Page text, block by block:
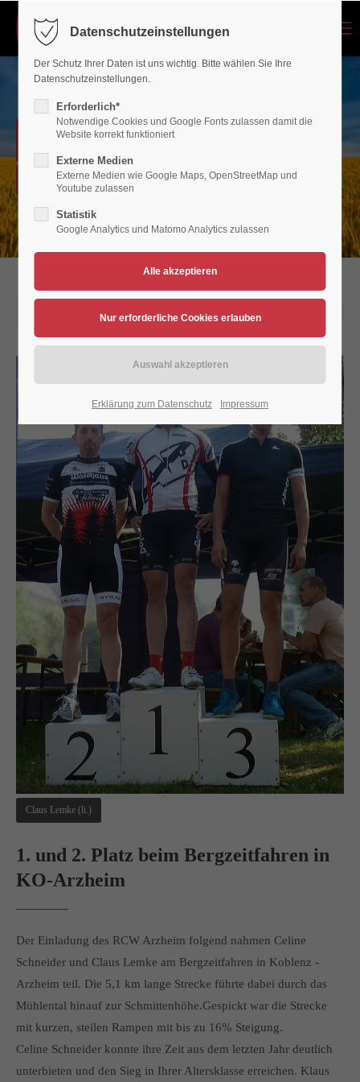
Login
Benutzername
Anmelden
Support
24h/ 365days
We offer support for our customers
Mon - Fri 8:00am - 5:00pm(GMT +1)
Get in touch
Cybersteel Inc.
376-293 City Road, Suite 600
San Francisco, CA 94102
Have any questions?
+44 1234 567 890
Drop us a line
info@yourdomain.com
About us
Lorem ipsum dolor sit amet, consectetuer adipiscing elit.
sociis natoque penatibus et magnis dis parturient montes,
nascetur ridiculus mus. Donec quam felis, ultricies nec.
NEWSARCHIV
Verein für Bewegungsspiele 1936/45 Polch/Maifeld e.V.
15.08.2014 16:58
Claus Lemke (li.)
1. und 2. Platz beim Bergzeitfahren in
KO-Arzheim
Der Einladung des RCW Arzheim folgend nahmen Celine
Schneider und Claus Lemke am Bergzeitfahren in Koblenz -
Arzheim teil. Die 5,1 km lange Strecke führte dabei durch das
Mühlental hinauf zur Schmittenhöhe.Gespickt war die Strecke
mit kurzen, steilen Rampen mit bis zu 16% Steigung.
Celine Schneider konnte ihre Zeit aus dem letzten Jahr deutlich
unterbieten und den Sieg in Ihrer Altersklasse erreichen. Klaus
Datenschutzeinstellungen
Der Schutz Ihrer Daten ist uns wichtig. Bitte wählen Sie Ihre
Datenschutzeinstellungen.
Erforderlich*
Notwendige Cookies und Google Fonts zulassen damit die
Website korrekt funktioniert
Externe Medien
Externe Medien wie Google Maps, OpenStreetMap und
Youtube zulassen
Statistik
Google Analytics und Matomo Analytics zulassen
Erklärung zum Datenschutz Impressum